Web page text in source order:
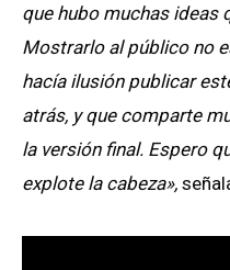
que hubo muchas ideas
Mostrarlo al público no
hacía ilusión publicar
atrás, y que comparte
la versión final. Espero
explote la cabeza»,